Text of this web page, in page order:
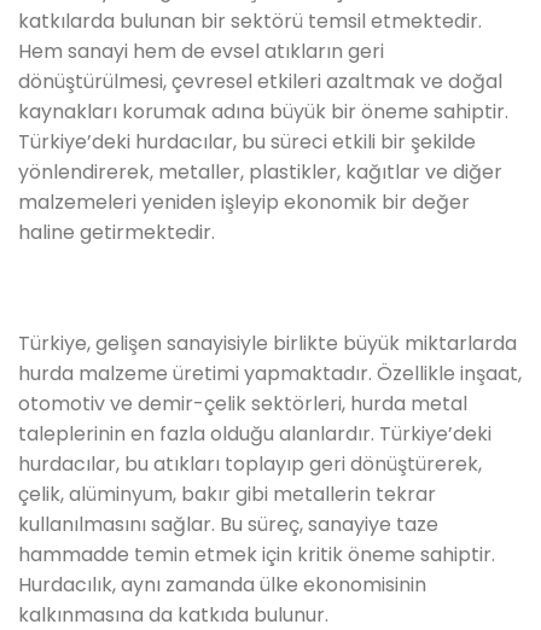
katkılarda bulunan bir sektörü temsil etmektedir.
Hem sanayi hem de evsel atıkların geri
dönüştürülmesi, çevresel etkileri azaltmak ve doğal
kaynakları korumak adına büyük bir öneme sahiptir.
Türkiye’deki hurdacılar, bu süreci etkili bir şekilde
yönlendirerek, metaller, plastikler, kağıtlar ve diğer
malzemeleri yeniden işleyip ekonomik bir değer
haline getirmektedir.
Türkiye, gelişen sanayisiyle birlikte büyük miktarlarda
hurda malzeme üretimi yapmaktadır. Özellikle inşaat,
otomotiv ve demir-çelik sektörleri, hurda metal
taleplerinin en fazla olduğu alanlardır. Türkiye’deki
hurdacılar, bu atıkları toplayıp geri dönüştürerek,
çelik, alüminyum, bakır gibi metallerin tekrar
kullanılmasını sağlar. Bu süreç, sanayiye taze
hammadde temin etmek için kritik öneme sahiptir.
Hurdacılık, aynı zamanda ülke ekonomisinin
kalkınmasına da katkıda bulunur.